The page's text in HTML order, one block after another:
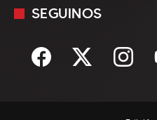
Sociedad
Mediakit
Términos y condiciones
SEGUINOS